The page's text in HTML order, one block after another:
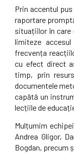
Prin accentul
raportare
situațiilor în care
limiteze
frecvența
cu efect direct
timp, prin
documentele
capătă un
lecțiile de
Mulțumim
Andrea Gligor,
Bogdan, precum